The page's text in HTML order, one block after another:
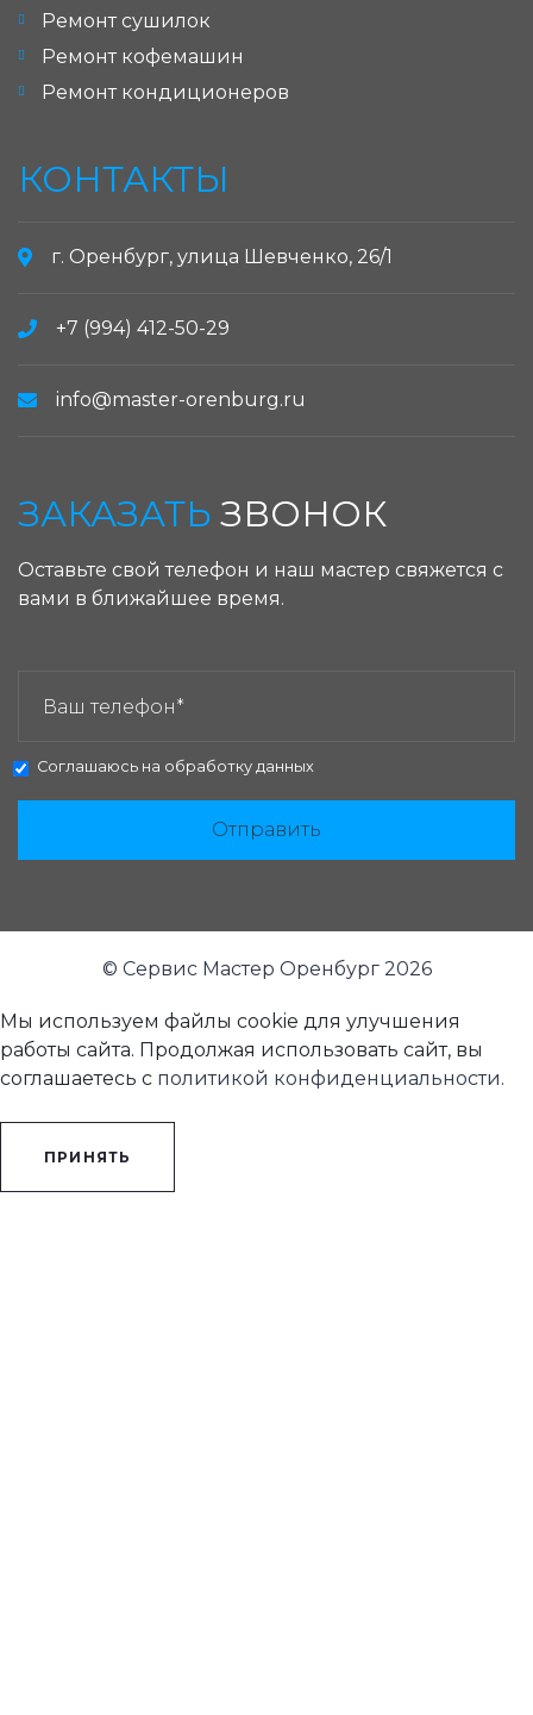
Ремонт сушилок
Ремонт кофемашин
Ремонт кондиционеров
КОНТАКТЫ
г. Оренбург, улица Шевченко, 26/1
+7 (994) 412-50-29
info@master-orenburg.ru
ЗАКАЗАТЬ ЗВОНОК
Оставьте свой телефон и наш мастер свяжется с
вами в ближайшее время.
Соглашаюсь на обработку данных
Отправить
© Сервис Мастер Оренбург 2026
Мы используем файлы cookie для улучшения
работы сайта. Продолжая использовать сайт, вы
соглашаетесь с политикой конфиденциальности.
ПРИНЯТЬ